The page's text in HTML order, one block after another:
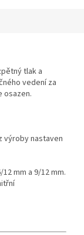
tlak a
vedení za
osazen.
výroby nastaven
mm a 9/12 mm.